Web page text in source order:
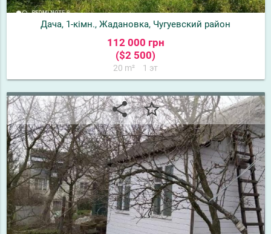
Дача, 1-кімн., Жадановка, Чугуевский район
112 000 грн
($2 500)
20 m² 1 эт
share star_border